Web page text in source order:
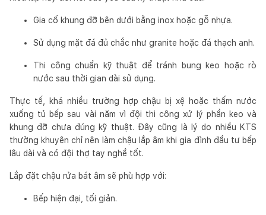
Gia cố khung đỡ bên dưới bằng inox hoặc gỗ nhựa.
Sử dụng mặt đá đủ chắc như granite hoặc đá thạch anh.
Thi công chuẩn kỹ thuật để tránh bung keo hoặc rò
nước sau thời gian dài sử dụng.
Thực tế, khá nhiều trường hợp chậu bị xệ hoặc thấm nước
xuống tủ bếp sau vài năm vì đội thi công xử lý phần keo và
khung đỡ chưa đúng kỹ thuật. Đây cũng là lý do nhiều KTS
thường khuyên chỉ nên làm chậu lắp âm khi gia đình đầu tư bếp
lâu dài và có đội thợ tay nghề tốt.
Lắp đặt chậu rửa bát âm sẽ phù hợp với:
Bếp hiện đại, tối giản.